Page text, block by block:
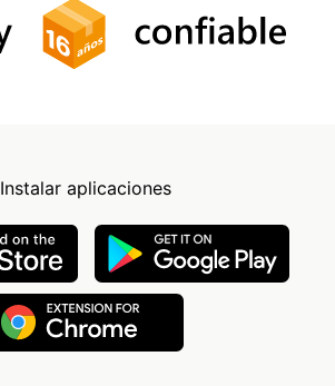
Instalar aplicaciones